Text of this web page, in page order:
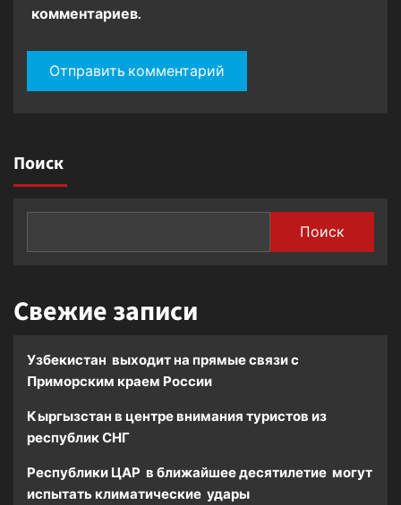
комментариев.
Поиск
Поиск
Свежие записи
Узбекистан выходит на прямые связи с
Приморским краем России
Кыргызстан в центре внимания туристов из
республик СНГ
Республики ЦАР в ближайшее десятилетие могут
испытать климатические удары